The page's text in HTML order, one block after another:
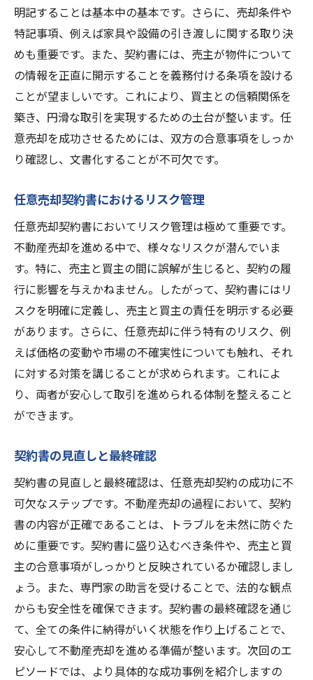
明記することは基本中の基本です。さらに、売却条件や
特記事項、例えば家具や設備の引き渡しに関する取り決
めも重要です。また、契約書には、売主が物件について
の情報を正直に開示することを義務付ける条項を設ける
ことが望ましいです。これにより、買主との信頼関係を
築き、円滑な取引を実現するための土台が整います。任
意売却を成功させるためには、双方の合意事項をしっか
り確認し、文書化することが不可欠です。
任意売却契約書におけるリスク管理
任意売却契約書においてリスク管理は極めて重要です。
不動産売却を進める中で、様々なリスクが潜んでいま
す。特に、売主と買主の間に誤解が生じると、契約の履
行に影響を与えかねません。したがって、契約書にはリ
スクを明確に定義し、売主と買主の責任を明示する必要
があります。さらに、任意売却に伴う特有のリスク、例
えば価格の変動や市場の不確実性についても触れ、それ
に対する対策を講じることが求められます。これによ
り、両者が安心して取引を進められる体制を整えること
ができます。
契約書の見直しと最終確認
契約書の見直しと最終確認は、任意売却契約の成功に不
可欠なステップです。不動産売却の過程において、契約
書の内容が正確であることは、トラブルを未然に防ぐた
めに重要です。契約書に盛り込むべき条件や、売主と買
主の合意事項がしっかりと反映されているか確認しまし
ょう。また、専門家の助言を受けることで、法的な観点
からも安全性を確保できます。契約書の最終確認を通じ
て、全ての条件に納得がいく状態を作り上げることで、
安心して不動産売却を進める準備が整います。次回のエ
ピソードでは、より具体的な成功事例を紹介しますの